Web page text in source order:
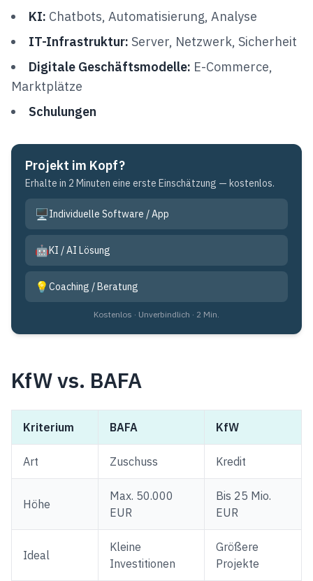
KI: Chatbots, Automatisierung, Analyse
IT-Infrastruktur: Server, Netzwerk, Sicherheit
Digitale Geschäftsmodelle: E-Commerce,
Marktplätze
Schulungen
Projekt im Kopf?
Erhalte in 2 Minuten eine erste Einschätzung — kostenlos.
🖥️Individuelle Software / App
🤖KI / AI Lösung
💡 Coaching / Beratung
Kostenlos · Unverbindlich · 2 Min.
KfW vs. BAFA
Kriterium BAFA KfW
Art Zuschuss Kredit
Höhe
Max. 50.000
EUR
Bis 25 Mio.
EUR
Ideal
Kleine
Investitionen
Größere
Projekte